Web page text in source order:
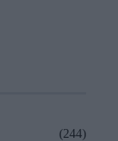
(244)